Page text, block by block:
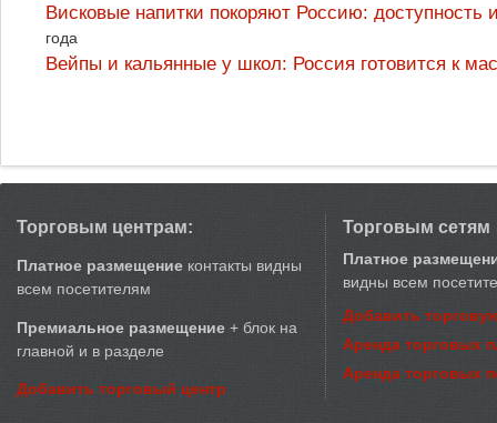
Висковые напитки покоряют Россию:
года
Вейпы и кальянные у школ: Россия готовится к
Торговым центрам:
Платное размещение контакты видны
всем посетителям
Премиальное размещение + блок на
главной и в разделе
Добавить торговый центр
Торговым сетям
Платное
видны всем
Добавить
Аренда торговых
Аренда торговых